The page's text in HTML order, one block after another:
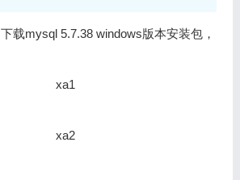
下载mysql 5.7.38 windows版本安装包，